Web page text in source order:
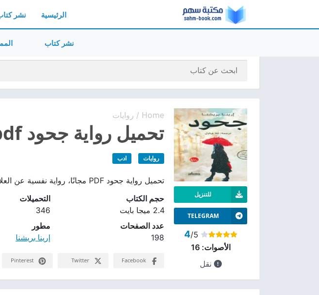
الرئيسية نشر
نشر كتاب
Home
/ روايات
تحميل رواية جحود pdf
روايات ادب
تحميل رواية جحود PDF مجانًا، رواية نفسية عن العلاقات القاسية والصراعات العائلية. من تأليف إرينا بريشنا
للتنزيل
TELEGRAM
4/5
الأصوات:16
نقل
حجم الكتاب
2.4 ميجا بايت
التحميلات
346
عدد الصفحات
198
مطور
إرينا بريشنا
Facebook
Twitter
Pinterest